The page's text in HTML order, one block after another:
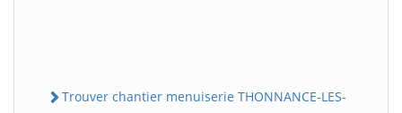
Trouver chantier menuiserie THONNANCE-LES-